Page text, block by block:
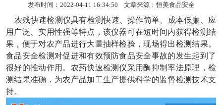
发布时间：2022-04-11 16:34:50 文章来源：恒美食品安全
农残快速检测仪具有检测快速、操作简单、成本低廉、应
用广泛、实用性强等特点，该仪器可在短时间内获得检测结
果，便于对农产品进行大量抽样检验，现场得出检测结果。
食品安全检测对促进和有效预防食品安全事故的发生起到了
很好的推动作用。农药快速检测仪采用酶抑制率法原理，检
测结果准确，为农产品加工生产提供科学的监督检测技术支
持。